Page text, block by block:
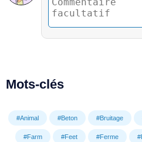
Mots-clés
#Animal #Beton #Bruitage
#Farm #Feet #Ferme